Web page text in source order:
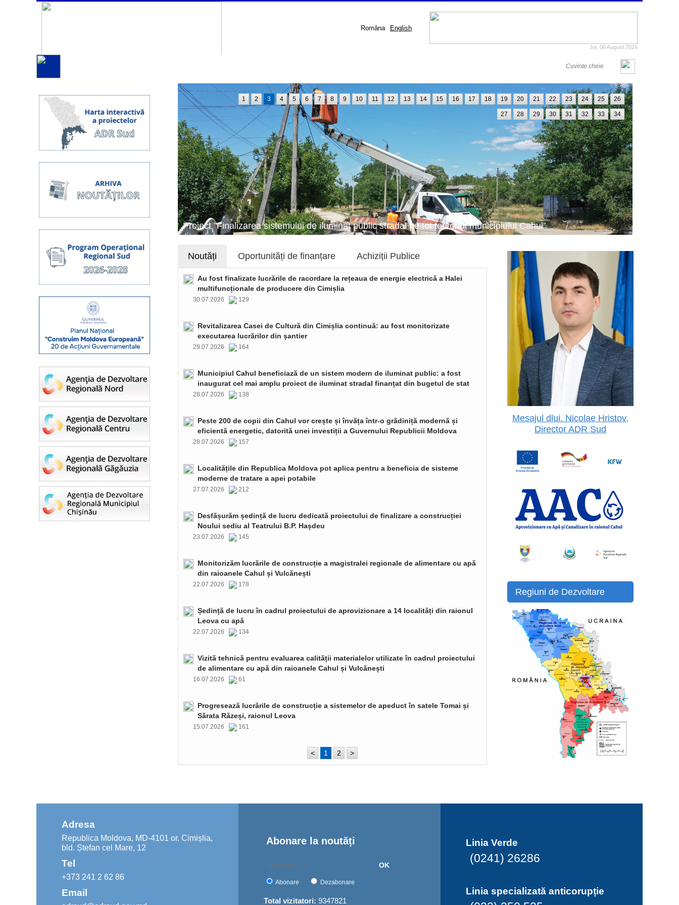
Româna English
Joi, 06 August 2026
Proiect ”Finalizarea sistemului de iluminat public stradal pe tot teritoriul municipiului Cahul”
1 2 3 4 5 6 7 8 9 10 11 12 13 14 15 16 17 18 19 20 21 22 23 24 25 26
27 28 29 30 31 32 33 34
Noutăți Oportunități de finanțare Achiziții Publice
Au fost finalizate lucrările de racordare la rețeaua de energie electrică a Halei
multifuncționale de producere din Cimișlia
30.07.2026 129
Revitalizarea Casei de Cultură din Cimișlia continuă: au fost monitorizate
executarea lucrărilor din șantier
29.07.2026 164
Municipiul Cahul beneficiază de un sistem modern de iluminat public: a fost
inaugurat cel mai amplu proiect de iluminat stradal finanțat din bugetul de stat
28.07.2026 138
Peste 200 de copii din Cahul vor crește și învăța într-o grădiniță modernă și
eficientă energetic, datorită unei investiții a Guvernului Republicii Moldova
28.07.2026 157
Localitățile din Republica Moldova pot aplica pentru a beneficia de sisteme
moderne de tratare a apei potabile
27.07.2026 212
Desfășurăm ședință de lucru dedicată proiectului de finalizare a construcției
Noului sediu al Teatrului B.P. Hașdeu
23.07.2026 145
Monitorizăm lucrările de construcție a magistralei regionale de alimentare cu apă
din raioanele Cahul și Vulcănești
22.07.2026 178
Ședință de lucru în cadrul proiectului de aprovizionare a 14 localități din raionul
Leova cu apă
22.07.2026 134
Vizită tehnică pentru evaluarea calității materialelor utilizate în cadrul proiectului
de alimentare cu apă din raioanele Cahul și Vulcănești
16.07.2026 61
Progresează lucrările de construcție a sistemelor de apeduct în satele Tomai și
Sărata Răzeși, raionul Leova
15.07.2026 161
< 1 2 >
Mesajul dlui. Nicolae Hristov,
Director ADR Sud
Regiuni de Dezvoltare
Adresa
Republica Moldova, MD-4101 or. Cimișlia,
bld. Ștefan cel Mare, 12
Tel
+373 241 2 62 86
Email
Abonare la noutăți
OK
Abonare Dezabonare
Total vizitatori: 9347821
Linia Verde
(0241) 26286
Linia specializată anticorupție